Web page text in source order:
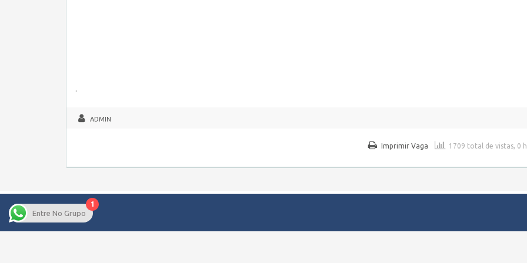
.
ADMIN
1709 total de vistas, 0
Imprimir Vaga
1
Entre No Grupo